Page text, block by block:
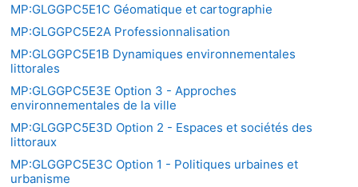
MP:GLGGPC5E1C Géomatique et cartographie
MP:GLGGPC5E2A Professionnalisation
MP:GLGGPC5E1B Dynamiques environnementales
littorales
MP:GLGGPC5E3E Option 3 - Approches
environnementales de la ville
MP:GLGGPC5E3D Option 2 - Espaces et sociétés des
littoraux
MP:GLGGPC5E3C Option 1 - Politiques urbaines et
urbanisme